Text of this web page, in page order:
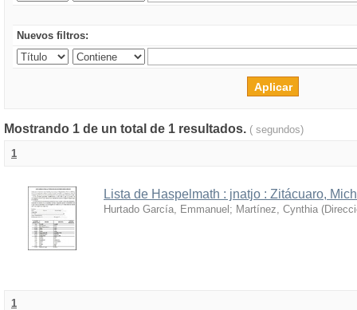
Nuevos filtros:
Mostrando 1 de un total de 1 resultados. ( segundos)
1
Lista de Haspelmath : jnatjo : Zitácuaro,
Hurtado García, Emmanuel ; Martínez, Cynthia (
1